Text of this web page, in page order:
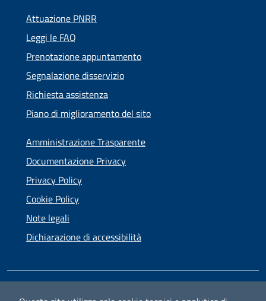
Attuazione PNRR
Leggi le FAQ
Prenotazione appuntamento
Segnalazione disservizio
Richiesta assistenza
Piano di miglioramento del sito
Amministrazione Trasparente
Documentazione Privacy
Privacy Policy
Cookie Policy
Note legali
Dichiarazione di accessibilità